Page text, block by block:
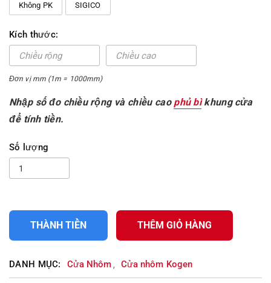
Không PK SIGICO
Kích thước:
Đơn vị mm (1m = 1000mm)
Nhập số đo chiều rộng và chiều cao phủ bìkhung cửa
để tính tiền.
Số lượng
THÀNH TIỀN THÊM GIỎ HÀNG
DANH MỤC: Cửa Nhôm, Cửa nhôm Kogen